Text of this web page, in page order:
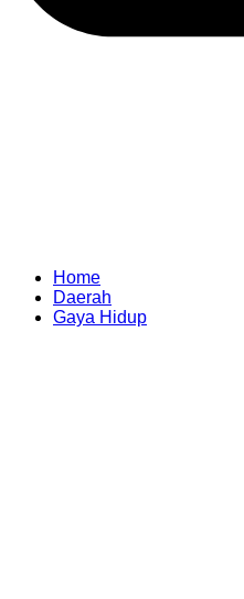
Home
Daerah
Gaya Hidup